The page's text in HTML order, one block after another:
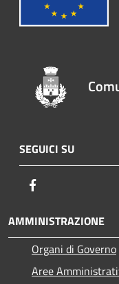
SEGUICI SU
AMMINISTRAZIONE
Organi di Governo
Aree